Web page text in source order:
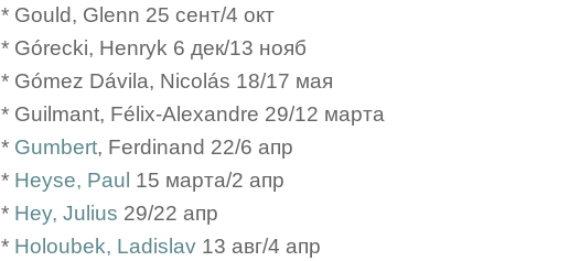
* Gould, Glenn 25 сент/4 окт
* Górecki, Henryk 6 дек/13 нояб
* Gómez Dávila, Nicolás 18/17 мая
* Guilmant, Félix-Alexandre 29/12 марта
* Gumbert, Ferdinand 22/6 апр
* Heyse, Paul 15 марта/2 апр
* Hey, Julius 29/22 апр
* Holoubek, Ladislav 13 авг/4 апр